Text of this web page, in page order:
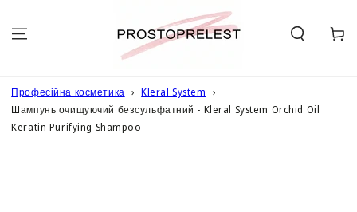
Кошик
Професійна косметика
Kleral System
Шампунь очищуючий безсульфатний - Kleral System Orchid Oil
Keratin Purifying Shampoo